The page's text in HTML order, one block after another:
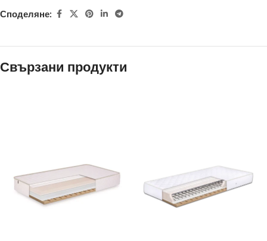
Споделяне:
Свързани продукти